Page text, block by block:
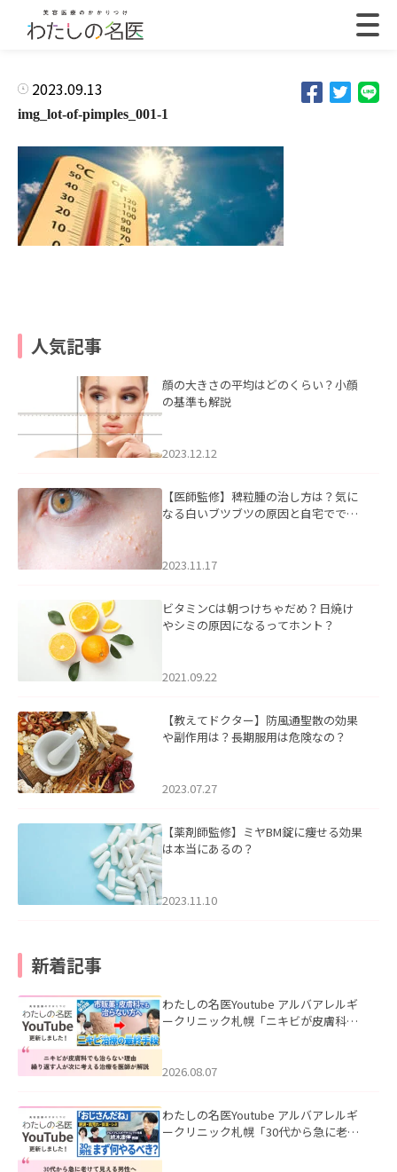
2023.09.13
img_lot-of-pimples_001-1
人気記事
顔の大きさの平均はどのくらい？小顔
の基準も解説
2023.12.12
【医師監修】稗粒腫の治し方は？気に
なる白いブツブツの原因と自宅ででき
2023.11.17
ビタミンCは朝つけちゃだめ？日焼け
やシミの原因になるってホント？
2021.09.22
【教えてドクター】防風通聖散の効果
や副作用は？長期服用は危険なの？
2023.07.27
【薬剤師監修】ミヤBM錠に痩せる効果
は本当にあるの？
2023.11.10
新着記事
わたしの名医Youtube アルバアレルギ
ークリニック札幌「ニキビが皮膚科で
ました。
2026.08.07
わたしの名医Youtube アルバアレルギ
ークリニック札幌「30代から急に老け